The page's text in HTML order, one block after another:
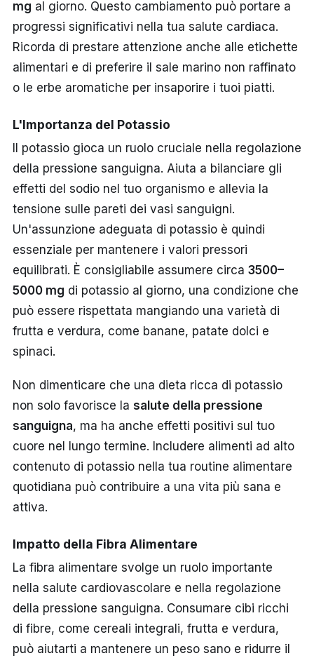
mg al giorno. Questo cambiamento può portare a
progressi significativi nella tua salute cardiaca.
Ricorda di prestare attenzione anche alle etichette
alimentari e di preferire il sale marino non raffinato
o le erbe aromatiche per insaporire i tuoi piatti.
L'Importanza del Potassio
Il potassio gioca un ruolo cruciale nella regolazione
della pressione sanguigna. Aiuta a bilanciare gli
effetti del sodio nel tuo organismo e allevia la
tensione sulle pareti dei vasi sanguigni.
Un'assunzione adeguata di potassio è quindi
essenziale per mantenere i valori pressori
equilibrati. È consigliabile assumere circa 3500–
5000 mg di potassio al giorno, una condizione che
può essere rispettata mangiando una varietà di
frutta e verdura, come banane, patate dolci e
spinaci.
Non dimenticare che una dieta ricca di potassio
non solo favorisce la salute della pressione
sanguigna, ma ha anche effetti positivi sul tuo
cuore nel lungo termine. Includere alimenti ad alto
contenuto di potassio nella tua routine alimentare
quotidiana può contribuire a una vita più sana e
attiva.
Impatto della Fibra Alimentare
La fibra alimentare svolge un ruolo importante
nella salute cardiovascolare e nella regolazione
della pressione sanguigna. Consumare cibi ricchi
di fibre, come cereali integrali, frutta e verdura,
può aiutarti a mantenere un peso sano e ridurre il